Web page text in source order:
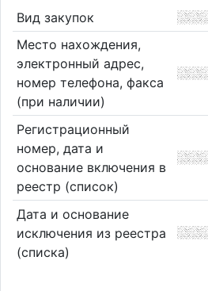
Вид закупок
Место нахождения,
электронный адрес,
номер телефона, факса
(при наличии)
Регистрационный
номер, дата и
основание включения в
реестр (список)
Дата и основание
исключения из реестра
(списка)